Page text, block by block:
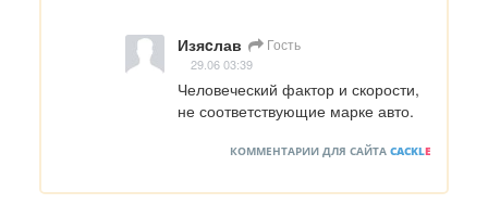
Изяcлав Гость
29.06 03:39
Человеческий фактор и скорости,
не соответствующие марке авто.
КОММЕНТАРИИ ДЛЯ САЙТА CACKLE